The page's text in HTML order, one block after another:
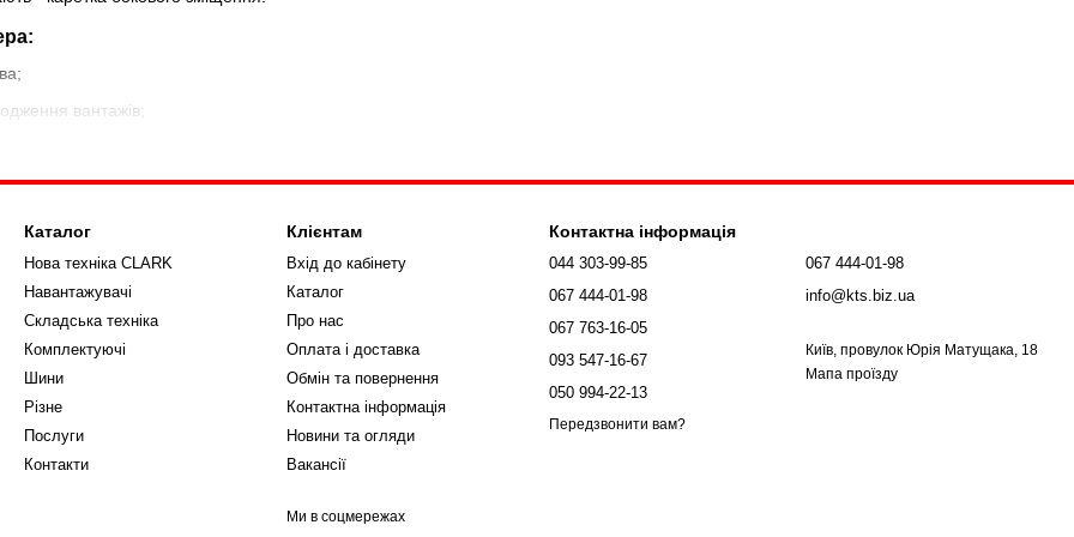
вантажів;
простору складів.
фахівці ТОВ КТС швидко і професійно допоможуть підібрати підходящий варіант.
Каталог
Нова техніка CLARK
Навантажувачі
Складська техніка
Комплектуючі
Шини
Різне
Послуги
Контакти
Клієнтам
Вхід до кабінету
Каталог
Про нас
Оплата і доставка
Обмін та повернення
Контактна інформація
Новини та огляди
Вакансії
Ми в соцмережах
Контактна інформація
044 303-99-85
067 444-01-98
067 763-16-05
093 547-16-67
050 994-22-13
Передзвонити вам?
067 444-01-98
info@kts.biz.ua
Київ, провулок Юрія Матущака, 18
Мапа проїзду